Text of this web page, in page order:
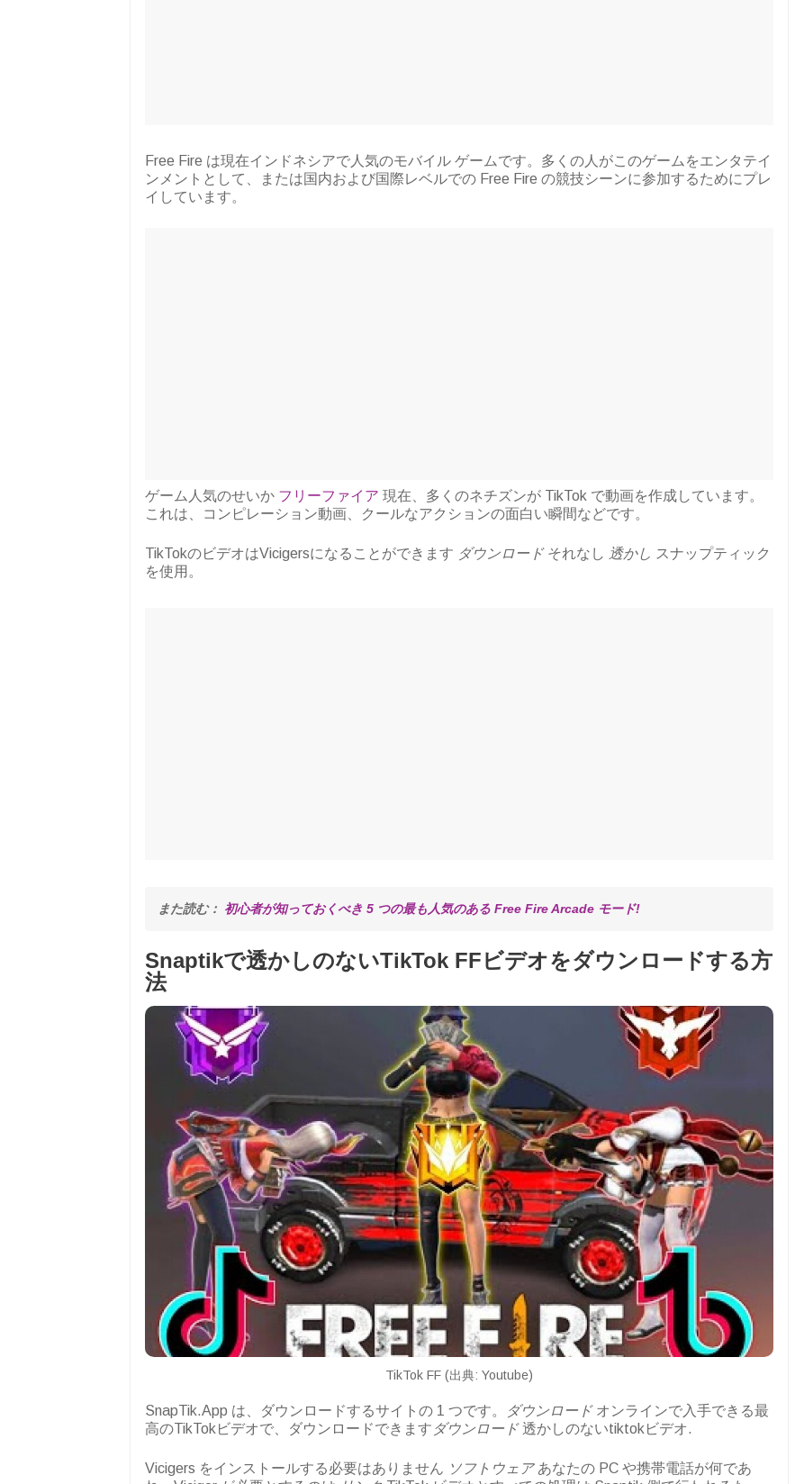
Free Fire は現在インドネシアで人気のモバイル ゲームです。多くの人がこのゲームをエンタテイ
ンメントとして、または国内および国際レベルでの Free Fire の競技シーンに参加するためにプレ
イしています。
ゲーム人気のせいか フリーファイア 現在、多くのネチズンが TikTok で動画を作成しています。
これは、コンピレーション動画、クールなアクションの面白い瞬間などです。
TikTokのビデオはVicigersになることができます ダウンロード それなし 透かし スナップティック
を使用。
また読む： 初心者が知っておくべき 5 つの最も人気のある Free Fire Arcade モード!
Snaptikで透かしのないTikTok FFビデオをダウンロードする方
法
TikTok FF (出典: Youtube)
SnapTik.App は、ダウンロードするサイトの 1 つです。 ダウンロード オンラインで入手できる最
高のTikTokビデオで、ダウンロードできます ダウンロード透かしのないtiktokビデオ.
Vicigers をインストールする必要はありません ソフトウェアあなたの PC や携帯電話が何であ